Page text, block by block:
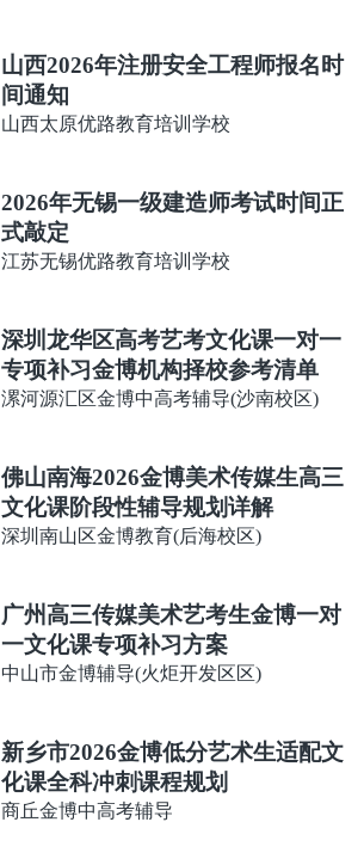
山西2026年注册安全工程师报名时
间通知
山西太原优路教育培训学校
2026年无锡一级建造师考试时间正
式敲定
江苏无锡优路教育培训学校
深圳龙华区高考艺考文化课一对一
专项补习金博机构择校参考清单
漯河源汇区金博中高考辅导(沙南校区)
佛山南海2026金博美术传媒生高三
文化课阶段性辅导规划详解
深圳南山区金博教育(后海校区)
广州高三传媒美术艺考生金博一对
一文化课专项补习方案
中山市金博辅导(火炬开发区区)
新乡市2026金博低分艺术生适配文
化课全科冲刺课程规划
商丘金博中高考辅导